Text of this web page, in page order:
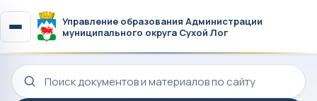
Управление образования Администрации
муниципального округа Сухой Лог
Поиск по сайту